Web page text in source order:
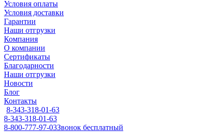
Условия оплаты
Условия доставки
Гарантии
Наши отгрузки
Компания
О компании
Сертификаты
Благодарности
Наши отгрузки
Новости
Блог
Контакты
8-343-318-01-63
8-343-318-01-63
8-800-777-97-03Звонок бесплатный